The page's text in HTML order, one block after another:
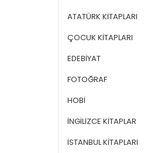
ATATÜRK KİTAPLARI
ÇOCUK KİTAPLARI
EDEBİYAT
FOTOĞRAF
HOBİ
İNGİLİZCE KİTAPLAR
İSTANBUL KİTAPLARI